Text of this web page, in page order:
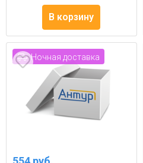
В корзину
Ночная доставка